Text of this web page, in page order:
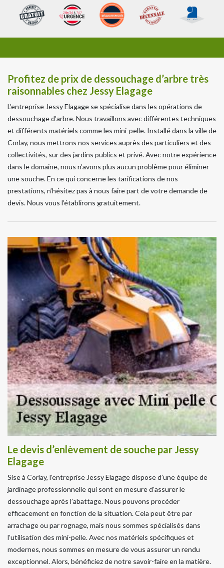
Profitez de prix de dessouchage d’arbre très
raisonnables chez Jessy Elagage
L’entreprise Jessy Elagage se spécialise dans les opérations de
dessouchage d’arbre. Nous travaillons avec différentes techniques
et différents matériels comme les mini-pelle. Installé dans la ville de
Corlay, nous mettrons nos services auprès des particuliers et des
collectivités, sur des jardins publics et privé. Avec notre expérience
dans le domaine, nous n’avons plus aucun problème pour éliminer
une souche. En ce qui concerne les tarifications de nos
prestations, n’hésitez pas à nous faire part de votre demande de
devis. Nous vous l’établirons gratuitement.
Le devis d’enlèvement de souche par Jessy
Elagage
Sise à Corlay, l’entreprise Jessy Elagage dispose d’une équipe de
jardinage professionnelle qui sont en mesure d’assurer le
dessouchage après l’abattage. Nous pouvons procéder
efficacement en fonction de la situation. Cela peut être par
arrachage ou par rognage, mais nous sommes spécialisés dans
l’utilisation des mini-pelle. Avec nos matériels spécifiques et
modernes, nous sommes en mesure de vous assurer un rendu
exceptionnel. Alors, bénéficiez de notre savoir-faire en la matière.